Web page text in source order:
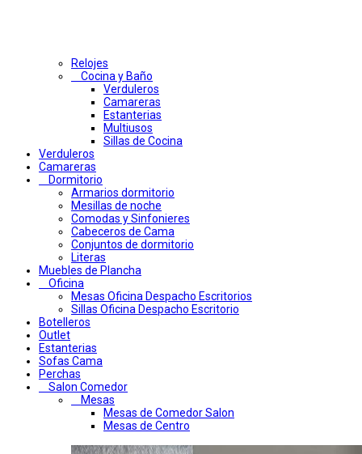
Relojes
Cocina y Baño
Verduleros
Camareras
Estanterias
Multiusos
Sillas de Cocina
Verduleros
Camareras
Dormitorio
Armarios dormitorio
Mesillas de noche
Comodas y Sinfonieres
Cabeceros de Cama
Conjuntos de dormitorio
Literas
Muebles de Plancha
Oficina
Mesas Oficina Despacho Escritorios
Sillas Oficina Despacho Escritorio
Botelleros
Outlet
Estanterias
Sofas Cama
Perchas
Salon Comedor
Mesas
Mesas de Comedor Salon
Mesas de Centro